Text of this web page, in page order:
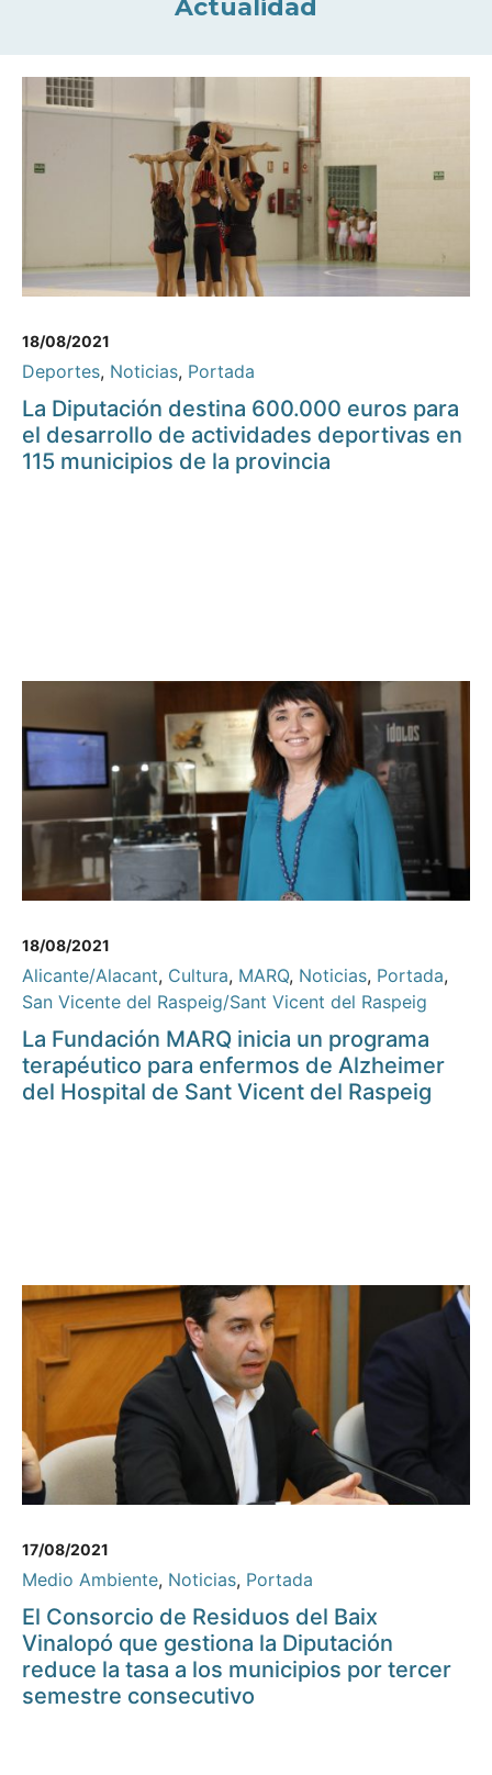
Actualidad
18/08/2021
Deportes, Noticias, Portada
La Diputación destina 600.000 euros para
el desarrollo de actividades deportivas en
115 municipios de la provincia
18/08/2021
Alicante/Alacant, Cultura, MARQ, Noticias, Portada,
San Vicente del Raspeig/Sant Vicent del Raspeig
La Fundación MARQ inicia un programa
terapéutico para enfermos de Alzheimer
del Hospital de Sant Vicent del Raspeig
17/08/2021
Medio Ambiente, Noticias, Portada
El Consorcio de Residuos del Baix
Vinalopó que gestiona la Diputación
reduce la tasa a los municipios por tercer
semestre consecutivo